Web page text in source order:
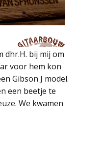
dhr.H. bij mij om
voor hem kon
Gibson J model.
een beetje te
We kwamen